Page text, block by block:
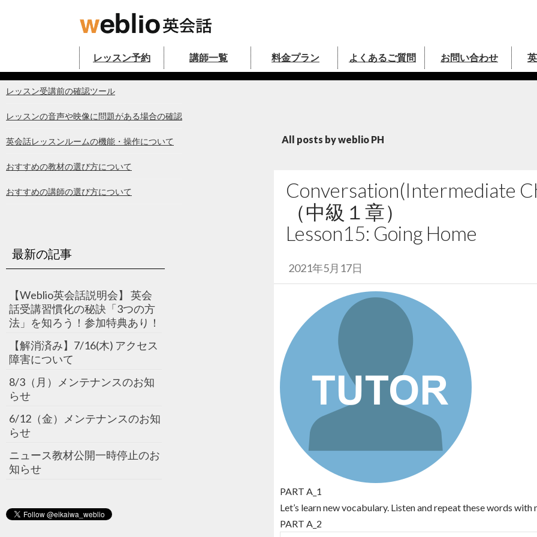
オンライン英会話のWeblio英会話公式ブログ
Skip to content
レッスン予約 講師一覧 料金プラン よくあるご質問 お問い合わせ
All posts by weblio PH
Conversation(Intermediate
（中級１章）
Lesson15: Going Home
2021年5月17日
PART A_1
Let’s learn new vocabulary. Listen and repeat these words with
PART A_2
初めてレッスンを受講するまでの流れ
レッスン受講前の確認ツール
レッスンの音声や映像に問題がある場合の確認
英会話レッスンルームの機能・操作について
おすすめの教材の選び方について
おすすめの講師の選び方について
最新の記事
【Weblio英会話説明会】 英会
話受講習慣化の秘訣「3つの方
法」を知ろう！参加特典あり！
【解消済み】7/16(木) アクセス
障害について
8/3（月）メンテナンスのお知
らせ
6/12（金）メンテナンスのお知
らせ
ニュース教材公開一時停止のお
知らせ